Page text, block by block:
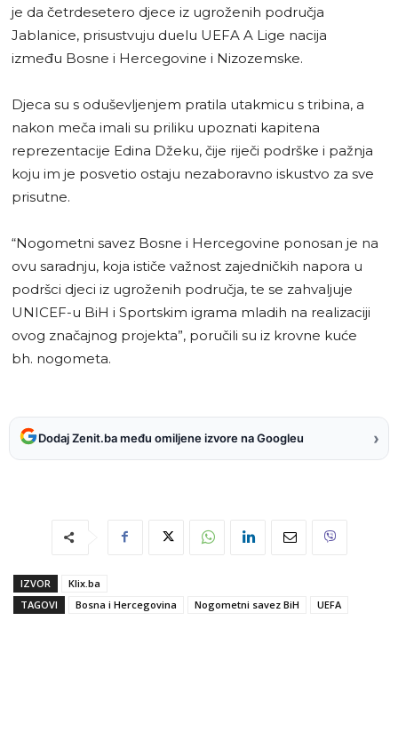
je da četrdesetero djece iz ugroženih područja
Jablanice, prisustvuju duelu UEFA A Lige nacija
između Bosne i Hercegovine i Nizozemske.
Djeca su s oduševljenjem pratila utakmicu s tribina, a
nakon meča imali su priliku upoznati kapitena
reprezentacije Edina Džeku, čije riječi podrške i pažnja
koju im je posvetio ostaju nezaboravno iskustvo za sve
prisutne.
“Nogometni savez Bosne i Hercegovine ponosan je na
ovu saradnju, koja ističe važnost zajedničkih napora u
podršci djeci iz ugroženih područja, te se zahvaljuje
UNICEF-u BiH i Sportskim igrama mladih na realizaciji
ovog značajnog projekta”, poručili su iz krovne kuće
bh. nogometa.
Dodaj Zenit.ba među omiljene izvore na Googleu ›
IZVOR
Klix.ba
TAGOVI
Bosna i Hercegovina Nogometni savez BiH UEFA